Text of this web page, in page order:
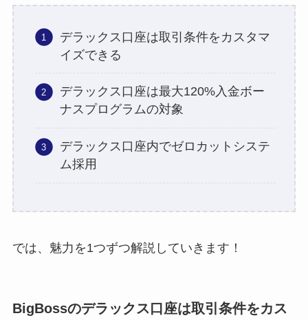
デラックス口座は取引条件をカスタマ
イズできる
デラックス口座は最大120%入金ボー
ナスプログラムの対象
デラックス口座内でゼロカットシステ
ム採用
では、魅力を1つずつ解説していきます！
BigBossのデラックス口座は取引条件をカス